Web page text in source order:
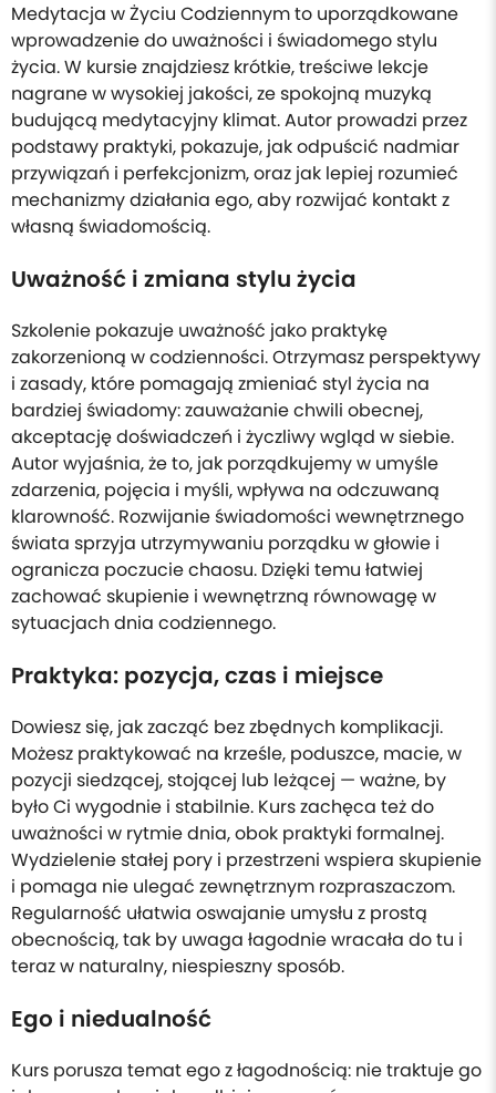
Medytacja w Życiu Codziennym to uporządkowane
wprowadzenie do uważności i świadomego stylu
życia. W kursie znajdziesz krótkie, treściwe lekcje
nagrane w wysokiej jakości, ze spokojną muzyką
budującą medytacyjny klimat. Autor prowadzi przez
podstawy praktyki, pokazuje, jak odpuścić nadmiar
przywiązań i perfekcjonizm, oraz jak lepiej rozumieć
mechanizmy działania ego, aby rozwijać kontakt z
własną świadomością.
Uważność i zmiana stylu życia
Szkolenie pokazuje uważność jako praktykę
zakorzenioną w codzienności. Otrzymasz perspektywy
i zasady, które pomagają zmieniać styl życia na
bardziej świadomy: zauważanie chwili obecnej,
akceptację doświadczeń i życzliwy wgląd w siebie.
Autor wyjaśnia, że to, jak porządkujemy w umyśle
zdarzenia, pojęcia i myśli, wpływa na odczuwaną
klarowność. Rozwijanie świadomości wewnętrznego
świata sprzyja utrzymywaniu porządku w głowie i
ogranicza poczucie chaosu. Dzięki temu łatwiej
zachować skupienie i wewnętrzną równowagę w
sytuacjach dnia codziennego.
Praktyka: pozycja, czas i miejsce
Dowiesz się, jak zacząć bez zbędnych komplikacji.
Możesz praktykować na krześle, poduszce, macie, w
pozycji siedzącej, stojącej lub leżącej — ważne, by
było Ci wygodnie i stabilnie. Kurs zachęca też do
uważności w rytmie dnia, obok praktyki formalnej.
Wydzielenie stałej pory i przestrzeni wspiera skupienie
i pomaga nie ulegać zewnętrznym rozpraszaczom.
Regularność ułatwia oswajanie umysłu z prostą
obecnością, tak by uwaga łagodnie wracała do tu i
teraz w naturalny, niespieszny sposób.
Ego i niedualność
Kurs porusza temat ego z łagodnością: nie traktuje go